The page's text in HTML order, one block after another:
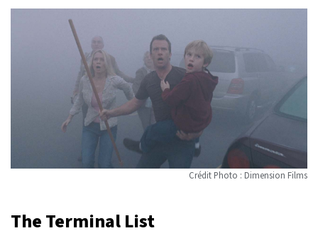
Crédit Photo : Dimension Films
The Terminal List